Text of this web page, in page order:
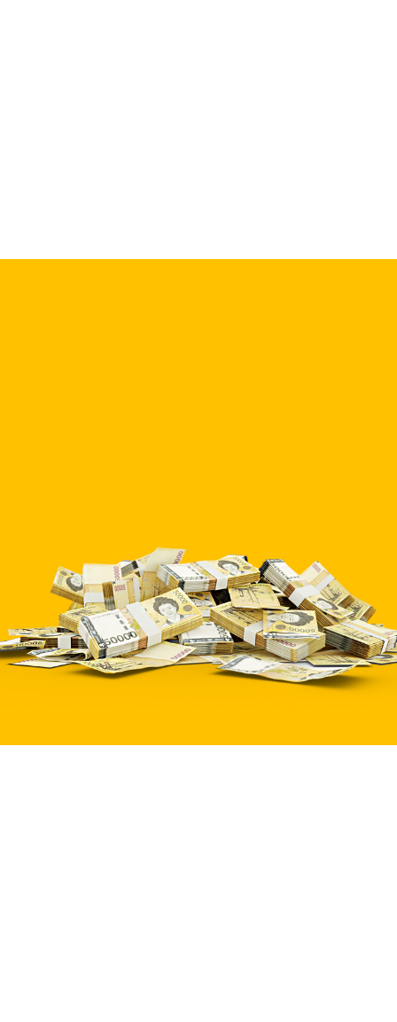
1 3 , 8 3 1 , 6 3 8 , 5 7 0